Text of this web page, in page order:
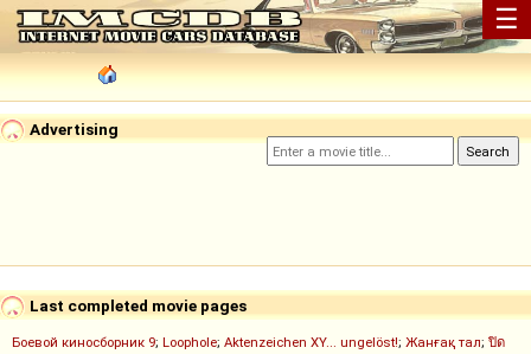
☰
Advertising
Last completed movie pages
Боевой киносборник 9; Loophole; Aktenzeichen XY... ungelöst!; Жанғақ тал; ปิด